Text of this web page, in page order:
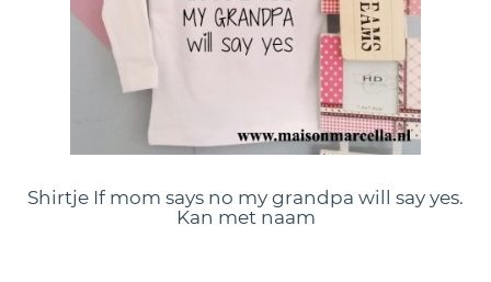
Shirtje If mom says no my grandpa will say yes.
Kan met naam